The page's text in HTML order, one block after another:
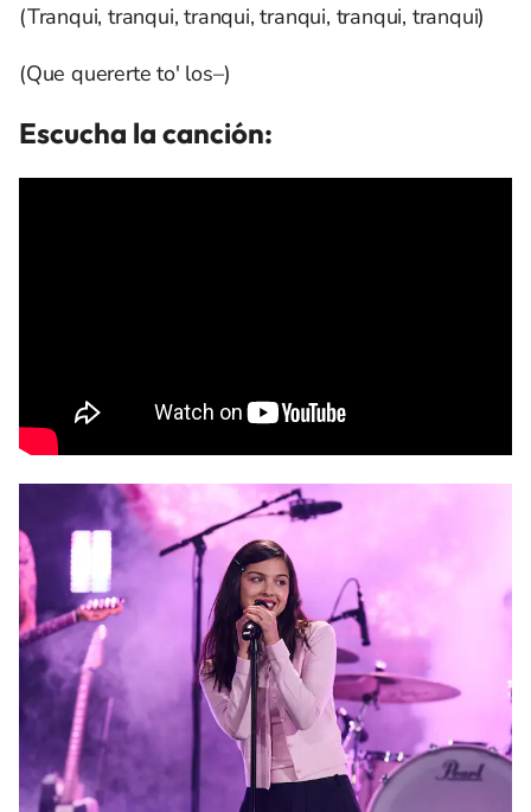
(Tranqui, tranqui, tranqui, tranqui, tranqui, tranqui)
(Que quererte to' los–)
Escucha la canción: